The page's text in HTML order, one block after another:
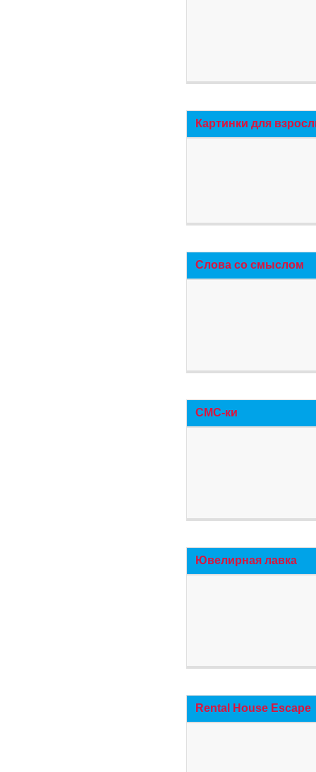
Картинки для
Слова со смыслом
СМС-ки
Ювелирная лавка
Rental House Escape